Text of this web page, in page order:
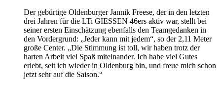
Der gebürtige Oldenburger Jannik Freese, der in den letzten
drei Jahren für die LTi GIESSEN 46ers aktiv war, stellt bei
seiner ersten Einschätzung ebenfalls den Teamgedanken in
den Vordergrund: „Jeder kann mit jedem“, so der 2,11 Meter
große Center. „Die Stimmung ist toll, wir haben trotz der
harten Arbeit viel Spaß miteinander. Ich habe viel Gutes
erlebt, seit ich wieder in Oldenburg bin, und freue mich schon
jetzt sehr auf die Saison.“